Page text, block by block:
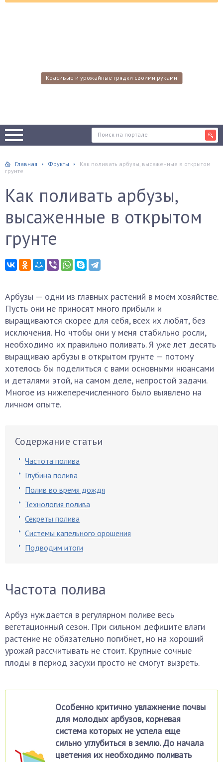
Красивые и урожайные грядки своими руками
Главная Фрукты
Как поливать арбузы, высаженные в открытом
грунте
Как поливать арбузы,
высаженные в открытом
грунте
Арбузы — одни из главных растений в моём хозяйстве.
Пусть они не приносят много прибыли и
выращиваются скорее для себя, всех их любят, без
исключения. Но чтобы они у меня стабильно росли,
необходимо их правильно поливать. Я уже лет десять
выращиваю арбузы в открытом грунте — потому
хотелось бы поделиться с вами основными нюансами
и деталями этой, на самом деле, непростой задачи.
Многое из нижеперечисленного было выявлено на
личном опыте.
Содержание статьи
Частота полива
Глубина полива
Полив во время дождя
Технология полива
Секреты полива
Системы капельного орошения
Подводим итоги
Частота полива
Арбуз нуждается в регулярном поливе весь
вегетационный сезон. При сильном дефиците влаги
растение не обязательно погибнет, но на хороший
урожай рассчитывать не стоит. Крупные сочные
плоды в период засухи просто не смогут вызреть.
Особенно критично увлажнение почвы
для молодых арбузов, корневая
система которых не успела еще
сильно углубиться в землю. До начала
цветения их необходимо поливать